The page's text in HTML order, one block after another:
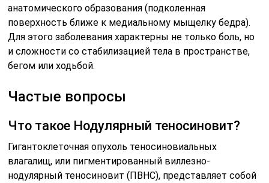
анатомического образования (подколенная
поверхность ближе к медиальному мыщелку бедра).
Для этого заболевания характерны не только боль, но
и сложности со стабилизацией тела в пространстве,
бегом или ходьбой.
Частые вопросы
Что такое Нодулярный теносиновит?
Гигантоклеточная опухоль теносиновиальных
влагалищ, или пигментированный виллезно-
нодулярный теносиновит (ПВНС), представляет собой